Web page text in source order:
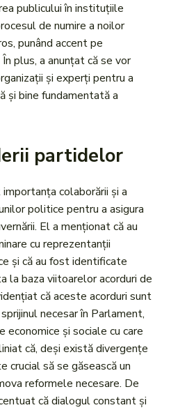
publicului în instituțiile
de numire a noilor
punând accent pe
plus, a anunțat că se vor
și experți pentru a
și bine fundamentată a
partidelor
colaborării și a
politice pentru a asigura
El a menționat că au
cu reprezentanții
și că au fost identificate
la baza viitoarelor acorduri de
că aceste acorduri sunt
necesar în Parlament,
economice și sociale cu care
că, deși există divergențe
crucial să se găsească un
reformele necesare. De
că dialogul constant și